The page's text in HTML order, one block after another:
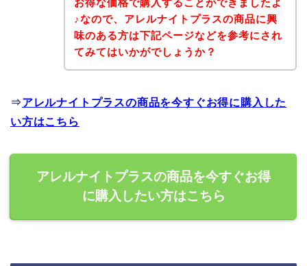
お得な価格で購入することができましたよ
♪なので、アレルナイトプラスの商品に興
味のある方は下記ページなどを参考にされ
てみてはいかがでしょうか？
⇒アレルナイトプラスの商品を今すぐお得に購入した
い方はこちら
アレルナイトプラスの商品を今すぐお得
に購入したい方はこちら